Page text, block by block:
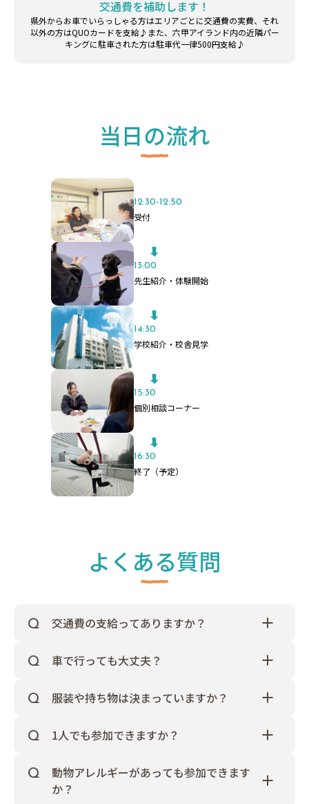
交通費を補助します！
県外からお車でいらっしゃる方はエリアごとに交通費の実費、それ
以外の方はQUOカードを支給♪また、六甲アイランド内の近隣パー
キングに駐車された方は駐車代一律500円支給♪
当日の流れ
12:30-12:50
受付
13:00
先生紹介・体験開始
14:30
学校紹介・校舎見学
15:30
個別相談コーナー
16:30
終了（予定）
よくある質問
交通費の支給ってありますか？
✔県内外問わず、公共交通機関でご来校⇒QUOカー
ドの支給
給(下記参照)
✔六甲アイランド内のコインパーキング利用⇒駐車
※無料送迎バスご乗車の方は、上記対象外です。
兵庫県外からお車でいらした方には、以下を支給
します！
車で行っても大丈夫？
https://rokuaibiyori.com/parking/#google_vignette
なお、「駐車券」を本校の受付にてご提出いただき
ますと駐車場代500円支給がございます。
キングは支給対象外となります。
詳しくは0120-651-814(入学相談室)までお問い合わ
服装や持ち物は決まっていますか？
ただし日によっては動物とふれあったり、トリマー
体験はワンちゃんのシャンプーをすることもござい
しください
持ち物も、特に必要ございません。身軽な格好でお
越しくださいね
1人でも参加できますか？
付き添いの方も大歓迎です！ただし、高校生の方が
同伴の場合、その同伴の方のご予約もお願いしま
動物アレルギーがあっても参加できます
か？